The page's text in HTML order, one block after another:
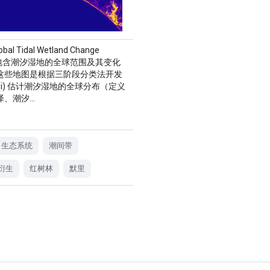
Tidal Wetland Change
潮汐湿地的全球范围及其变化
些地图是根据三阶段分类法开发
估计潮汐湿地的全球分布（定义
潮汐…
生态系统 潮间带
生 红树林 默里